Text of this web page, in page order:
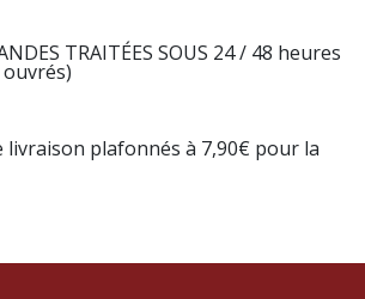
TRAITÉES SOUS 24 / 48 heures
livraison plafonnés à 7,90€ pour la